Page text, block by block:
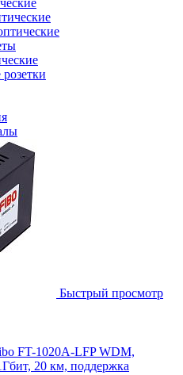
Быстрый просмотр
FT-1020A-LFP WDM,
20 км, поддержка